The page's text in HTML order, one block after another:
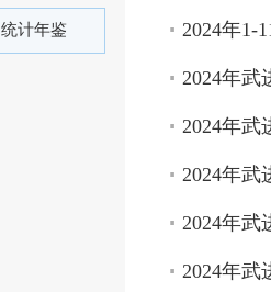
统计年鉴 2024年1-
2024年武
2024年武
2024年武
2024年武
2024年武